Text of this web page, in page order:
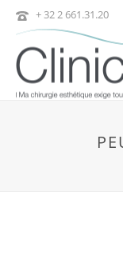
+ 32 2 661.31.20